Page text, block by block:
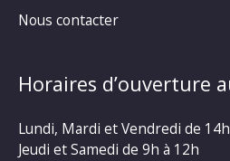
Nous contacter
Horaires d’ouverture
Lundi, Mardi et Vendredi de
Jeudi et Samedi de 9h à 12h